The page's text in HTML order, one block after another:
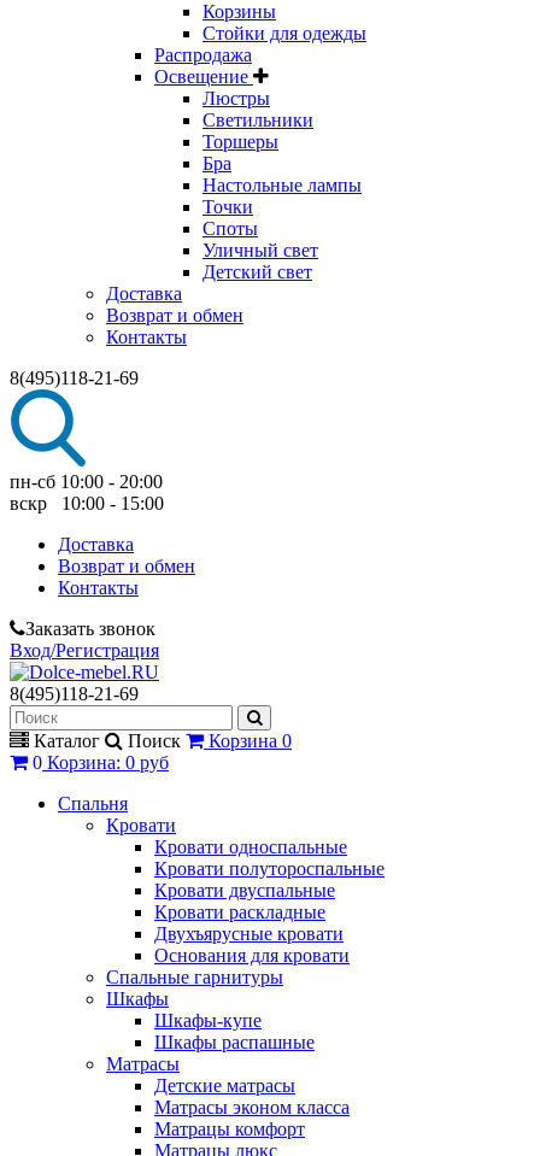
Корзины
Стойки для одежды
Распродажа
Освещение
Люстры
Светильники
Торшеры
Бра
Настольные лампы
Точки
Споты
Уличный свет
Детский свет
Доставка
Возврат и обмен
Контакты
8(495)118-21-69
пн-сб 10:00 - 20:00
вскр 10:00 - 15:00
Доставка
Возврат и обмен
Контакты
Заказать звонок
Вход/Регистрация
8(495)118-21-69
Каталог Поиск Корзина 0
0 Корзина: 0 руб
Спальня
Кровати
Кровати односпальные
Кровати полутороспальные
Кровати двуспальные
Кровати раскладные
Двухъярусные кровати
Основания для кровати
Спальные гарнитуры
Шкафы
Шкафы-купе
Шкафы распашные
Матрасы
Детские матрасы
Матрасы эконом класса
Матрацы комфорт
Матрацы люкс